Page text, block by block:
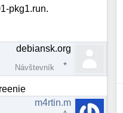
pkg1.run.
debiansk.org
Návštevník
m4rtin.m